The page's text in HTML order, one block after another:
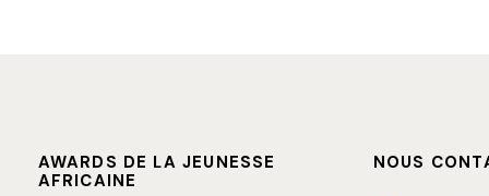
AWARDS DE LA JEUNESSE
AFRICAINE
NOUS